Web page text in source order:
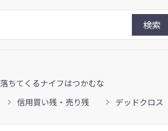
検索
落ちてくるナイフはつかむな
信用買い残・売り残 デッドクロス